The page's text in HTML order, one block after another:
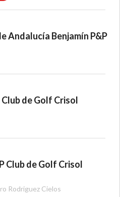
Andalucía Benjamín P&P
Club de Golf Crisol
Club de Golf Crisol
Rodriguez Cielos